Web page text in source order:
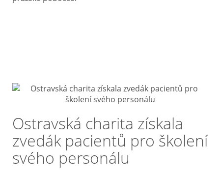
Ostravská charita získala
zvedák pacientů pro školení
svého personálu